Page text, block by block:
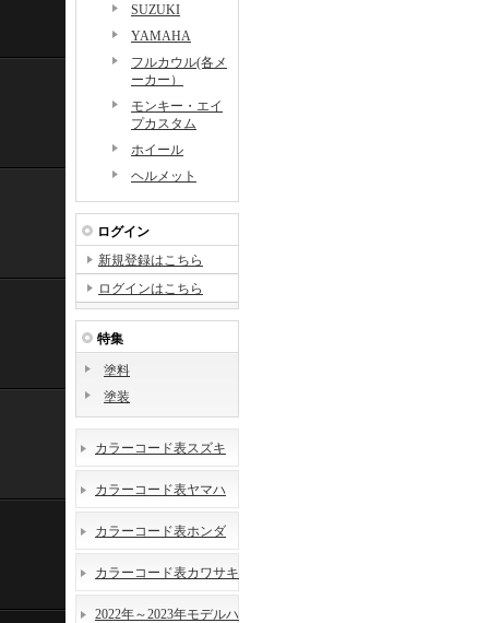
SUZUKI
YAMAHA
フルカウル(各メ
ーカー）
モンキー・エイ
プカスタム
ホイール
ヘルメット
ログイン
新規登録はこちら
ログインはこちら
特集
塗料
塗装
カラーコード表スズキ
カラーコード表ヤマハ
カラーコード表ホンダ
カラーコード表カワサキ
2022年～2023年モデルハ